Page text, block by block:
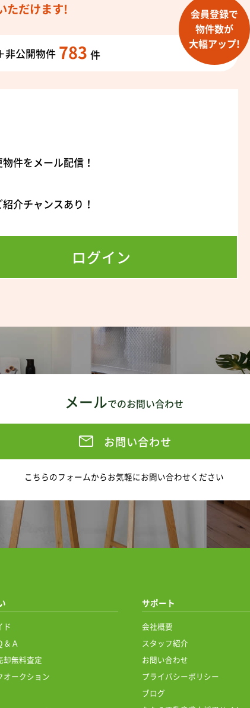
ただけます!
非公開物件 783 件
会員登録で
物件数が
大幅アップ!
件をメール配信！
介チャンスあり！
ログイン
メールでのお問い合わせ
お問い合わせ
こちらのフォームからお気軽にお問い合わせください
ド
＆Ａ
却無料査定
オークション
サポート
会社概要
スタッフ紹介
お問い合わせ
プライバシーポリシー
ブログ